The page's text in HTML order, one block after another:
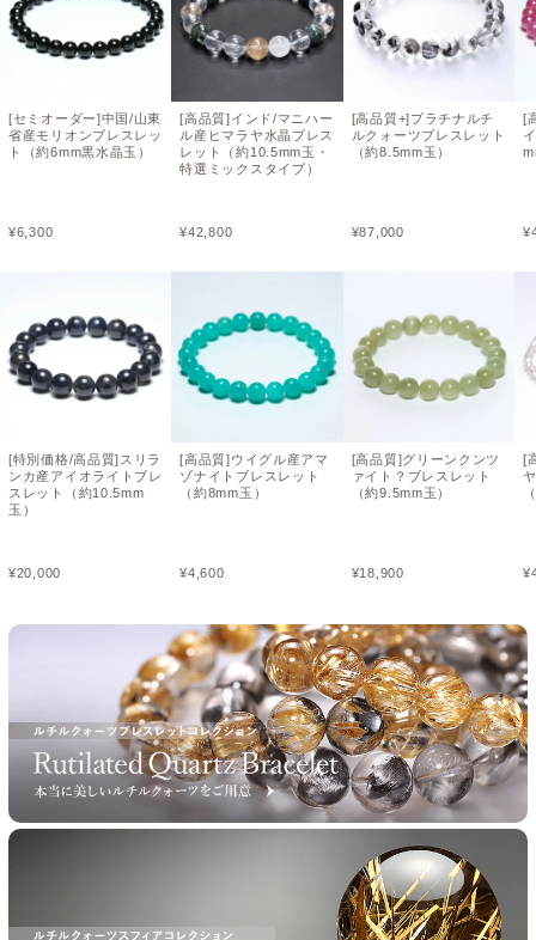
[セミオーダー]中国/山東
省産モリオンブレスレッ
ト（約6mm黒水晶玉）
¥6,300
[特別価格/高品質]スリラ
ンカ産アイオライトブレ
スレット（約10.5mm
玉）
¥20,000
[高品質]インド/マニハー
ル産ヒマラヤ水晶ブレス
レット（約10.5mm玉・
特選ミックスタイプ）
¥42,800
[高品質]ウイグル産アマ
ゾナイトブレスレット
（約8mm玉）
¥4,600
[高品質+]プラチナルチ
ルクォーツブレスレット
（約8.5mm玉）
¥87,000
[高品質]グリーンクンツ
ァイト？ブレスレット
（約9.5mm玉）
¥18,900
[
¥
[
¥